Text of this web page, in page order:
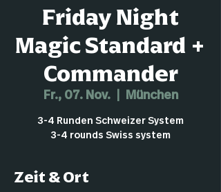
Friday Night
Magic Standard +
Commander
Fr., 07. Nov.
  |
München
3-4 Runden Schweizer System
3-4 rounds Swiss system
Zeit & Ort